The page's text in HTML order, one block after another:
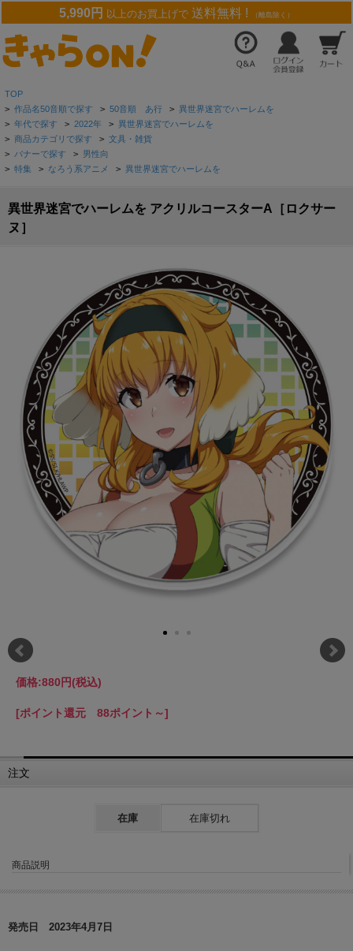
5,990円 以上のお買上げで 送料無料 ! （離島除く）
TOP
> 作品名50音順で探す > 50音順 あ行 > 異世界迷宮でハーレムを
> 年代で探す > 2022年 > 異世界迷宮でハーレムを
> 商品カテゴリで探す > 文具・雑貨
> バナーで探す > 男性向
> 特集 > なろう系アニメ > 異世界迷宮でハーレムを
異世界迷宮でハーレムを アクリルコースターA［ロクサー
ヌ］
価格:880円(税込)
[ポイント還元 88ポイント～]
注文
在庫 在庫切れ
商品説明
発売日 2023年4月7日